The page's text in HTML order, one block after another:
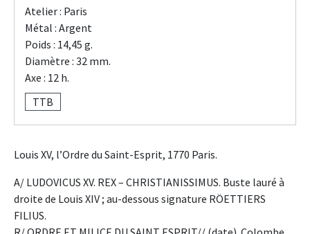
Atelier : Paris
Métal : Argent
Poids : 14,45 g.
Diamètre : 32 mm.
Axe : 12 h.
TTB
Louis XV, l’Ordre du Saint-Esprit, 1770 Paris.
A/ LUDOVICUS XV. REX – CHRISTIANISSIMUS. Buste lauré à
droite de Louis XIV ; au-dessous signature RÖETTIERS
FILIUS.